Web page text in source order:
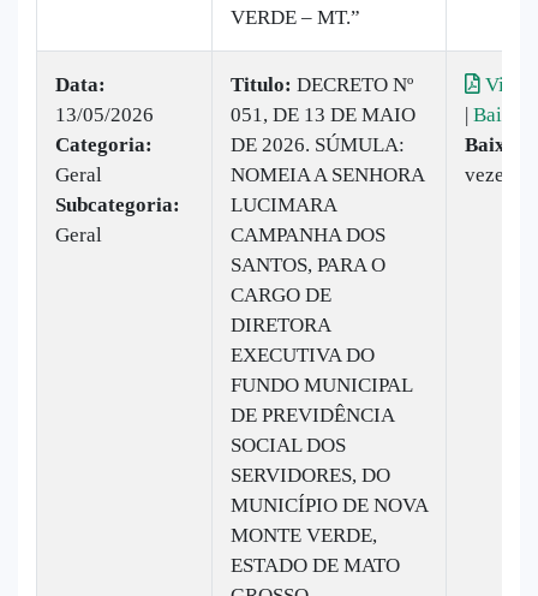
VERDE – MT.”
Data:
13/05/2026
Categoria:
Geral
Subcategoria:
Geral
Titulo: DECRETO Nº
051, DE 13 DE MAIO
DE 2026. SÚMULA:
NOMEIA A SENHORA
LUCIMARA
CAMPANHA DOS
SANTOS, PARA O
CARGO DE
DIRETORA
EXECUTIVA DO
FUNDO MUNICIPAL
DE PREVIDÊNCIA
SOCIAL DOS
SERVIDORES, DO
MUNICÍPIO DE NOVA
MONTE VERDE,
ESTADO DE MATO
| Baixar
vezes